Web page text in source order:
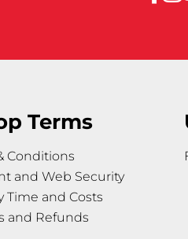
Terms
Conditions
and Web Security
Time and Costs
and Refunds